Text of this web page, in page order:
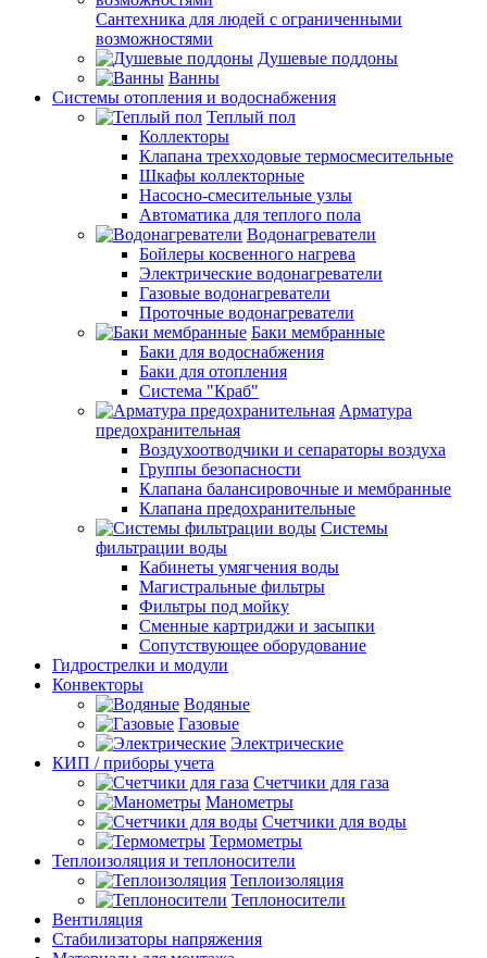
Сантехника для людей с ограниченными
возможностями
Душевые поддоны
Ванны
Системы отопления и водоснабжения
Теплый пол
Коллекторы
Клапана трехходовые термосмесительные
Шкафы коллекторные
Насосно-смесительные узлы
Автоматика для теплого пола
Водонагреватели
Бойлеры косвенного нагрева
Электрические водонагреватели
Газовые водонагреватели
Проточные водонагреватели
Баки мембранные
Баки для водоснабжения
Баки для отопления
Система "Краб"
Арматура
предохранительная
Воздухоотводчики и сепараторы воздуха
Группы безопасности
Клапана балансировочные и мембранные
Клапана предохранительные
Системы
фильтрации воды
Кабинеты умягчения воды
Магистральные фильтры
Фильтры под мойку
Сменные картриджи и засыпки
Сопутствующее оборудование
Гидрострелки и модули
Конвекторы
Водяные
Газовые
Электрические
КИП / приборы учета
Счетчики для газа
Манометры
Счетчики для воды
Термометры
Теплоизоляция и теплоносители
Теплоизоляция
Теплоносители
Вентиляция
Стабилизаторы напряжения